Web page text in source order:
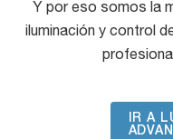
Y por eso somos la
iluminación y control
IR A